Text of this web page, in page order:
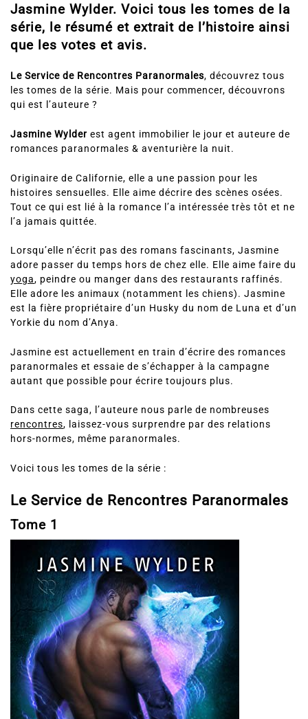
Jasmine Wylder. Voici tous les tomes de la
série, le résumé et extrait de l’histoire ainsi
que les votes et avis.
Le Service de Rencontres Paranormales, découvrez tous
les tomes de la série. Mais pour commencer, découvrons
qui est l’auteure ?
Jasmine Wylder est agent immobilier le jour et auteure de
romances paranormales & aventurière la nuit.
Originaire de Californie, elle a une passion pour les
histoires sensuelles. Elle aime décrire des scènes osées.
Tout ce qui est lié à la romance l’a intéressée très tôt et ne
l’a jamais quittée.
Lorsqu’elle n’écrit pas des romans fascinants, Jasmine
adore passer du temps hors de chez elle. Elle aime faire du
yoga, peindre ou manger dans des restaurants raffinés.
Elle adore les animaux (notamment les chiens). Jasmine
est la fière propriétaire d’un Husky du nom de Luna et d’un
Yorkie du nom d’Anya.
Jasmine est actuellement en train d’écrire des romances
paranormales et essaie de s’échapper à la campagne
autant que possible pour écrire toujours plus.
Dans cette saga, l’auteure nous parle de nombreuses
rencontres, laissez-vous surprendre par des relations
hors-normes, même paranormales.
Voici tous les tomes de la série :
Le Service de Rencontres Paranormales
Tome 1